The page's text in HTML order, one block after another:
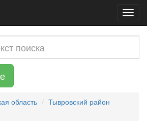
область
Тывровский район